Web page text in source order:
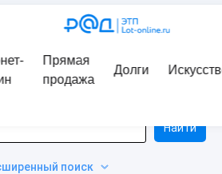
Прямая
продажа
Долги
поиск
Найти